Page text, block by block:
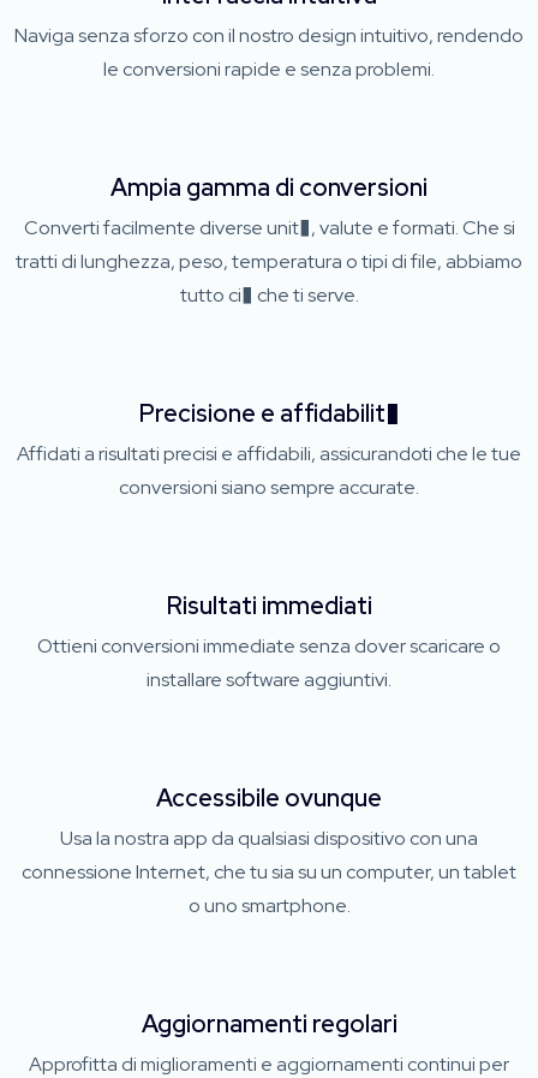
Naviga senza sforzo con il nostro design intuitivo, rendendo
le conversioni rapide e senza problemi.
Ampia gamma di conversioni
Converti facilmente diverse unit�, valute e formati. Che si
tratti di lunghezza, peso, temperatura o tipi di file, abbiamo
tutto ci� che ti serve.
Precisione e affidabilit�
Affidati a risultati precisi e affidabili, assicurandoti che le tue
conversioni siano sempre accurate.
Risultati immediati
Ottieni conversioni immediate senza dover scaricare o
installare software aggiuntivi.
Accessibile ovunque
Usa la nostra app da qualsiasi dispositivo con una
connessione Internet, che tu sia su un computer, un tablet
o uno smartphone.
Aggiornamenti regolari
Approfitta di miglioramenti e aggiornamenti continui per